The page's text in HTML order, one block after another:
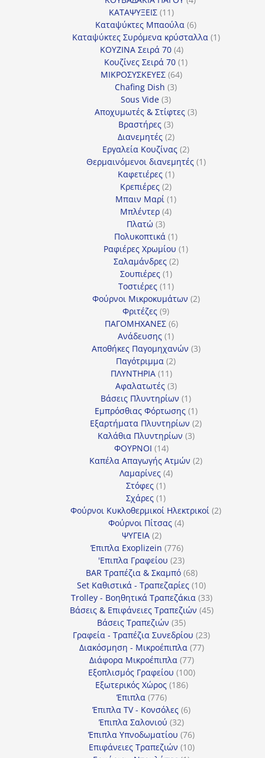
ΚΑΤΑΨΥΞΕΙΣ 1111
προϊόντα
Καταψύκτες Μπαούλα 66
προϊόντα
Καταψύκτες Συρόμενα κρύσταλλα 11
ΚΟΥΖΙΝΑ Σειρά 70 44
προϊόντα
Κουζίνες Σειρά 70 11
ΜΙΚΡΟΣΥΣΚΕΥΕΣ 6464
Chafing Dish 33
Sous Vide 33
προϊόντα
Αποχυμωτές & Στίφτες 33
Βραστήρες 33
προϊόντα
Διανεμητές 22
προϊόντα
Εργαλεία Κουζίνας 22
προϊόντα
Θερμαινόμενοι διανεμητές 11
Καφετιέρες 11
προϊόν
Κρεπιέρες 22
προϊόντα
Μπαιν Μαρί 11
Μπλέντερ 44
Πλατώ 33
προϊόντα
Πολυκοπτικά 11
προϊόν
Ραφιέρες Χρωμίου 11
Σαλαμάνδρες 22
Σουπιέρες 11
προϊόν
Τοστιέρες 1111
προϊόντα
Φούρνοι Μικροκυμάτων 22
Φριτέζες 99
προϊόντα
ΠΑΓΟΜΗΧΑΝΕΣ 66
Ανάδευσης 11
προϊόν
Αποθήκες Παγομηχανών 33
Παγότριμμα 22
ΠΛΥΝΤΗΡΙΑ 1111
προϊόντα
Αφαλατωτές 33
προϊόντα
Βάσεις Πλυντηρίων 11
προϊόν
Εμπρόσθιας Φόρτωσης 11
προϊόν
Εξαρτήματα Πλυντηρίων 22
Καλάθια Πλυντηρίων 33
ΦΟΥΡΝΟΙ 1414
προϊόντα
Καπέλα Απαγωγής Ατμών 22
Λαμαρίνες 44
Στόφες 11
προϊόν
Σχάρες 11
προϊόν
Φούρνοι Κυκλοθερμικοί Ηλεκτρικοί 22
Φούρνοι Πίτσας 44
ΨΥΓΕΙΑ 22
προϊόντα
Έπιπλα Exoplizein 776776
προϊόντα
'Επιπλα Γραφείου 2323
προϊόντα
BAR Τραπέζια & Σκαμπό 6868
προϊόντα
Set Καθιστικά - Τραπεζαρίες 1010
προϊόντα
Trolley - Βοηθητικά Τραπεζάκια 3333
προϊόντα
Βάσεις & Επιφάνειες Τραπεζιών 4545
Βάσεις Τραπεζιών 3535
προϊόντα
Γραφεία - Τραπέζια Συνεδρίου 2323
Διακόσμηση - Μικροέπιπλα 7777
Διάφορα Μικροέπιπλα 7777
προϊόντα
Εξοπλισμός Γραφείου 100100
Εξωτερικός Χώρος 186186
Έπιπλα 776776
προϊόντα
Έπιπλα TV - Κονσόλες 66
Έπιπλα Σαλονιού 3232
προϊόντα
Έπιπλα Υπνοδωματίου 7676
προϊόντα
Επιφάνειες Τραπεζιών 1010